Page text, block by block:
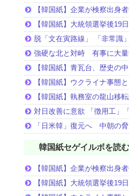
【韓国紙】企業が検察出
【韓国紙】大統領選挙後19
脱「文在寅路線」 「非常識
強硬な北と対峙 有事に大
【韓国紙】青瓦台、歴史の
【韓国紙】ウクライナ事態
【韓国紙】執務室の龍山移
対日改善に意欲 「徴用工」
「日米韓」復元へ 中朝の
韓国紙セゲイルボを読
【韓国紙】企業が検察出
【韓国紙】大統領選挙後19